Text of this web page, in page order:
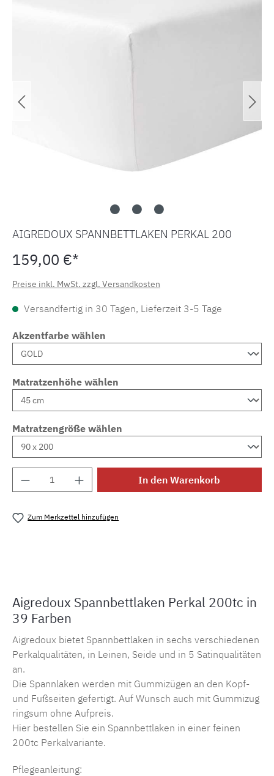
AIGREDOUX SPANNBETTLAKEN PERKAL 200
159,00 €*
Preise inkl. MwSt. zzgl. Versandkosten
Versandfertig in 30 Tagen, Lieferzeit 3-5 Tage
Akzentfarbe wählen
Matratzenhöhe wählen
Matratzengröße wählen
Produkt Anzahl: Gib den gewünschten
In den Warenkorb
Zum Merkzettel hinzufügen
Aigredoux Spannbettlaken Perkal 200tc in
39 Farben
Aigredoux bietet Spannbettlaken in sechs verschiedenen
Perkalqualitäten, in Leinen, Seide und in 5 Satinqualitäten
an.
Die Spannlaken werden mit Gummizügen an den Kopf-
und Fußseiten gefertigt. Auf Wunsch auch mit Gummizug
ringsum ohne Aufpreis.
Hier bestellen Sie ein Spannbettlaken in einer feinen
200tc Perkalvariante.
Pflegeanleitung: